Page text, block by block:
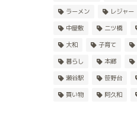
ラーメン
レジャー
中屋敷
二ツ橋
大和
子育て
暮らし
本郷
瀬谷駅
笹野台
買い物
阿久和